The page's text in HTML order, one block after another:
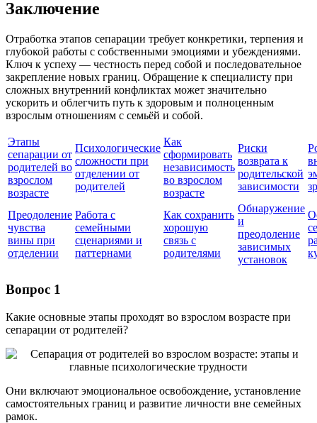
Заключение
Отработка этапов сепарации требует конкретики, терпения и
глубокой работы с собственными эмоциями и убеждениями.
Ключ к успеху — честность перед собой и последовательное
закрепление новых границ. Обращение к специалисту при
сложных внутренний конфликтах может значительно
ускорить и облегчить путь к здоровым и полноценным
взрослым отношениям с семьёй и собой.
Этапы
сепарации от
родителей во
взрослом
возрасте
Психологические
сложности при
отделении от
родителей
Как
сформировать
независимость
во взрослом
возрасте
Риски
возврата к
родительской
зависимости
Преодоление
чувства
вины при
отделении
Работа с
семейными
сценариями и
паттернами
Как сохранить
хорошую
связь с
родителями
Обнаружение
и
преодоление
зависимых
установок
Вопрос 1
Какие основные этапы проходят во взрослом возрасте при
сепарации от родителей?
Они включают эмоциональное освобождение, установление
самостоятельных границ и развитие личности вне семейных
рамок.